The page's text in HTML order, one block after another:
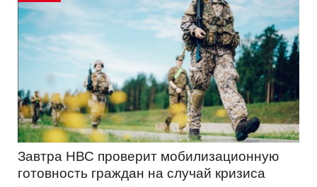
Завтра НВС проверит мобилизационную
готовность граждан на случай кризиса